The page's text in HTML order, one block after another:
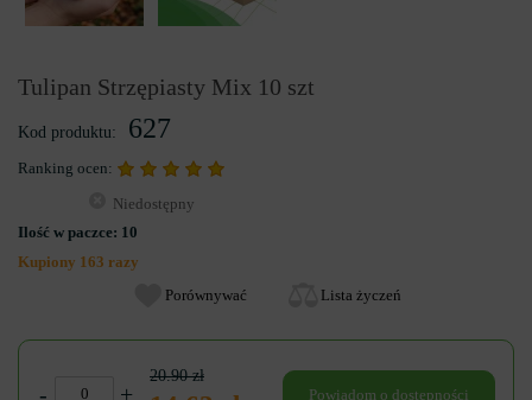
Tulipan Strzępiasty Mix 10 szt
Kod produktu: 627
Ranking ocen:
Niedostępny
Ilość w paczce: 10
Kupiony 163 razy
Porównywać
Lista życzeń
- +
20.90 zł
Powiadom o dostępności